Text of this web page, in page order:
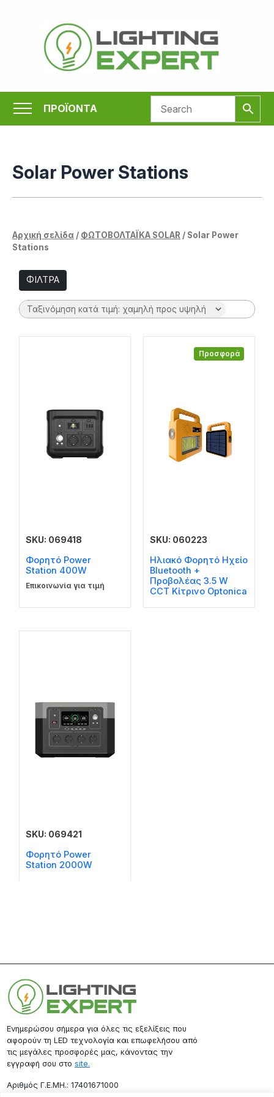
περιεχόμενο
ΠΡΟΪΟΝΤΑ
Solar Power Stations
Αρχική σελίδα / ΦΩΤΟΒΟΛΤΑΪΚΑ SOLAR / Solar Power
Stations
ΦΙΛΤΡΑ
SKU: 069418
Φορητό Power
Station 400W
Επικοινωνία για τιμή
Προσφορά
SKU: 060223
Ηλιακό Φορητό Ηχείο
Bluetooth +
Προβολέας 3.5 W
CCT Κίτρινο Optonica
SKU: 069421
Φορητό Power
Station 2000W
Ενημερώσου σήμερα για όλες τις εξελίξεις που
αφορούν τη LED τεχνολογία και επωφελήσου από
τις μεγάλες προσφορές μας, κάνοντας την
εγγραφή σου στο site.
Aριθμός Γ.Ε.ΜΗ.: 17401671000